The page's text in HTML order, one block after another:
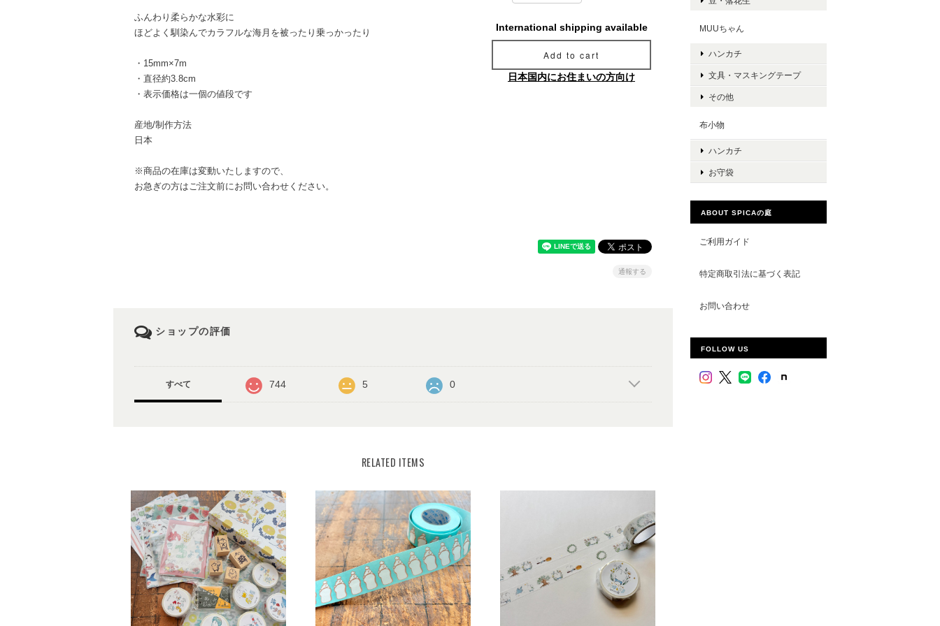
ふんわり柔らかな水彩に
ほどよく馴染んでカラフルな海月を被ったり乗っかったり
・15mm×7m
・直径約3.8cm
・表示価格は一個の値段です
産地/制作方法
日本
※商品の在庫は変動いたしますので、
お急ぎの方はご注文前にお問い合わせください。
International shipping available
Add to cart
日本国内にお住まいの方向け
通報する
ショップの評価
すべて 744 5 0
RELATED ITEMS
MUUちゃん
ハンカチ
文具・マスキングテープ
その他
布小物
ハンカチ
お守袋
ABOUT SPICAの庭
ご利用ガイド
特定商取引法に基づく表記
お問い合わせ
FOLLOW US